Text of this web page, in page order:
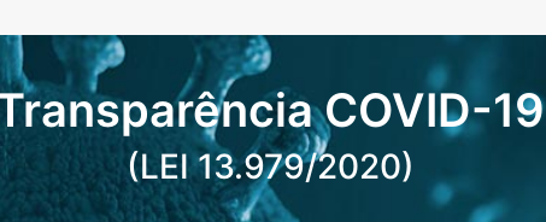
COVID-19
(LEI 13.979/2020)